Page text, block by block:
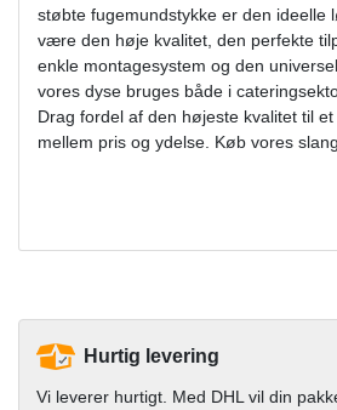
støbte fugemundstykke er den ideelle
være den høje kvalitet, den perfekte
enkle montagesystem og den
vores dyse bruges både i
Drag fordel af den højeste kvalitet til
mellem pris og ydelse. Køb vores
Hurtig levering
Vi leverer hurtigt. Med DHL vil din